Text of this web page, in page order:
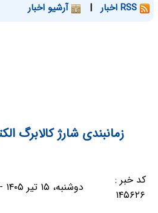
| آرشیو اخبار
زمانبندی شارژ کالابرگ
کد خبر :
۱۴۵۶۲۶
دوشنبه، ۱۵ تیر ۱۴۰۵ - ۱۹:۳۶:۵۳